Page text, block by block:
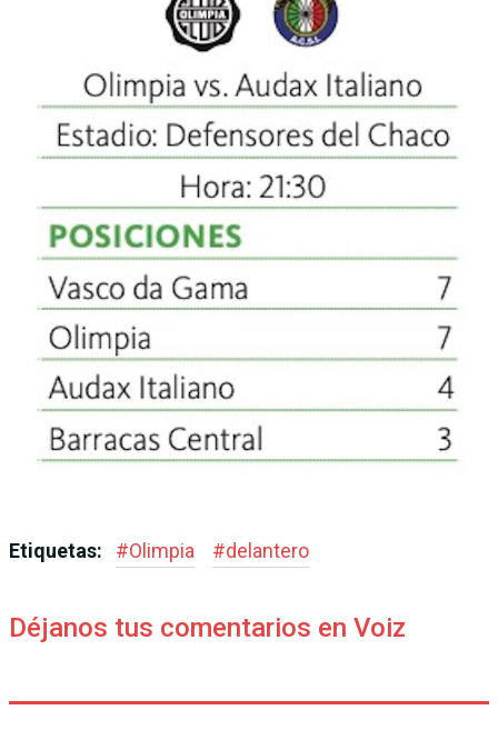
Etiquetas: #Olimpia #delantero
Déjanos tus comentarios en Voiz